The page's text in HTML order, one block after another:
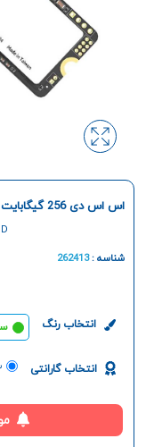
اس اس دی 256 گیگابایت ایسر مدل FA100 M.2 2280 NVMe
شناسه :262413
انتخاب رنگ
انتخاب گارانتی ۲